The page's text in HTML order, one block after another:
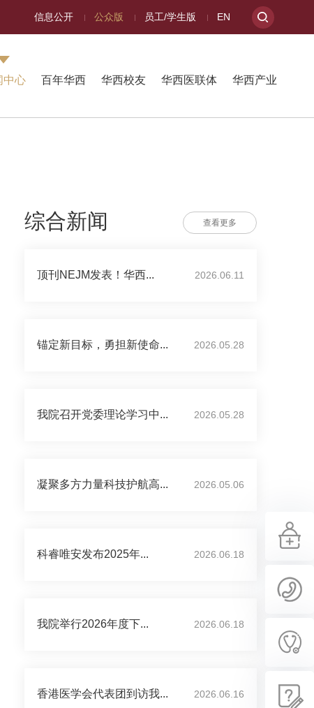
信息公开 公众版 员工/学生版 EN
中心 百年华西 华西校友 华西医联体 华西产业
综合新闻 查看更多
顶刊NEJM发表！华西... 2026.06.11
锚定新目标，勇担新使命... 2026.05.28
我院召开党委理论学习中... 2026.05.28
凝聚多方力量科技护航高... 2026.05.06
科睿唯安发布2025年... 2026.06.18
我院举行2026年度下... 2026.06.18
香港医学会代表团到访我... 2026.06.16